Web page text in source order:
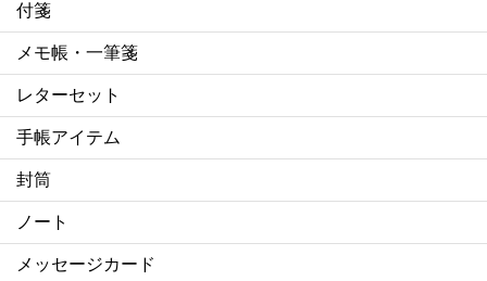
付箋
メモ帳・一筆箋
レターセット
手帳アイテム
封筒
ノート
メッセージカード